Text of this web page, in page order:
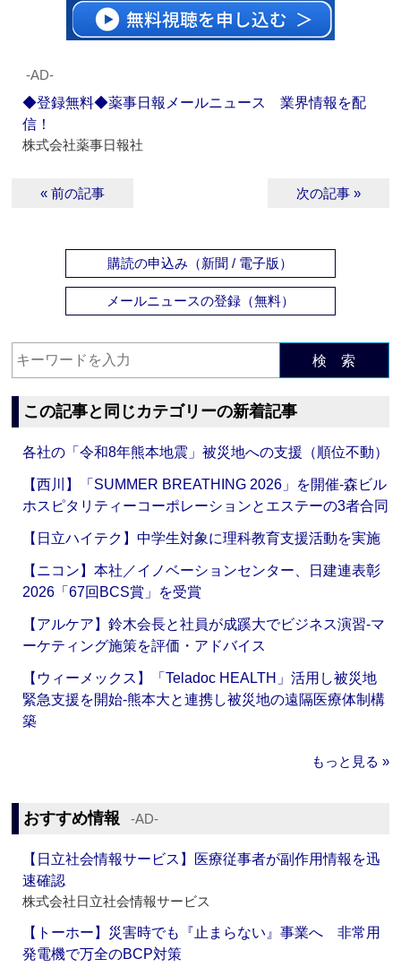
‐AD‐
◆登録無料◆薬事日報メールニュース 業界情報を配
信！
株式会社薬事日報社
« 前の記事 次の記事 »
購読の申込み（新聞 / 電子版）
メールニュースの登録（無料）
検 索
この記事と同じカテゴリーの新着記事
各社の「令和8年熊本地震」被災地への支援（順位不動）
【西川】「SUMMER BREATHING 2026」を開催‐森ビル
ホスピタリティーコーポレーションとエステーの3者合同
【日立ハイテク】中学生対象に理科教育支援活動を実施
【ニコン】本社／イノベーションセンター、日建連表彰
2026「67回BCS賞」を受賞
【アルケア】鈴木会長と社員が成蹊大でビジネス演習‐マ
ーケティング施策を評価・アドバイス
【ウィーメックス】「Teladoc HEALTH」活用し被災地
緊急支援を開始‐熊本大と連携し被災地の遠隔医療体制構
築
もっと見る »
おすすめ情報 ‐AD‐
【日立社会情報サービス】医療従事者が副作用情報を迅
速確認
株式会社日立社会情報サービス
【トーホー】災害時でも『止まらない』事業へ 非常用
発電機で万全のBCP対策